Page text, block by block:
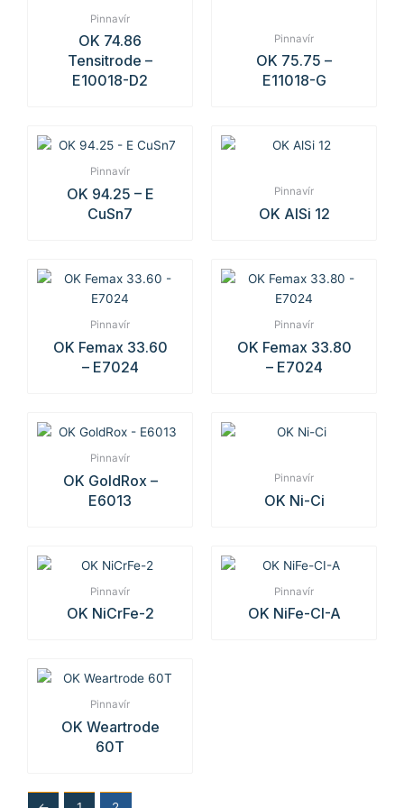
Pinnavír
OK 74.86
Tensitrode –
E10018-D2
Pinnavír
OK 75.75 –
E11018-G
Pinnavír
OK 94.25 – E
CuSn7
Pinnavír
OK AlSi 12
Pinnavír
OK Femax 33.60
– E7024
Pinnavír
OK Femax 33.80
– E7024
Pinnavír
OK GoldRox –
E6013
Pinnavír
OK Ni-Ci
Pinnavír
OK NiCrFe-2
Pinnavír
OK NiFe-CI-A
Pinnavír
OK Weartrode
60T